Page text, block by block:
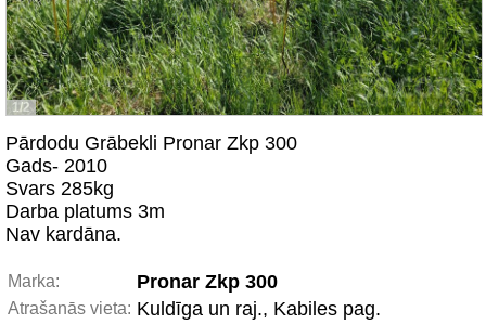
1/2
Pārdodu Grābekli Pronar Zkp 300
Gads- 2010
Svars 285kg
Darba platums 3m
Nav kardāna.
Marka: Pronar Zkp 300
Atrašanās vieta: Kuldīga un raj., Kabiles pag.